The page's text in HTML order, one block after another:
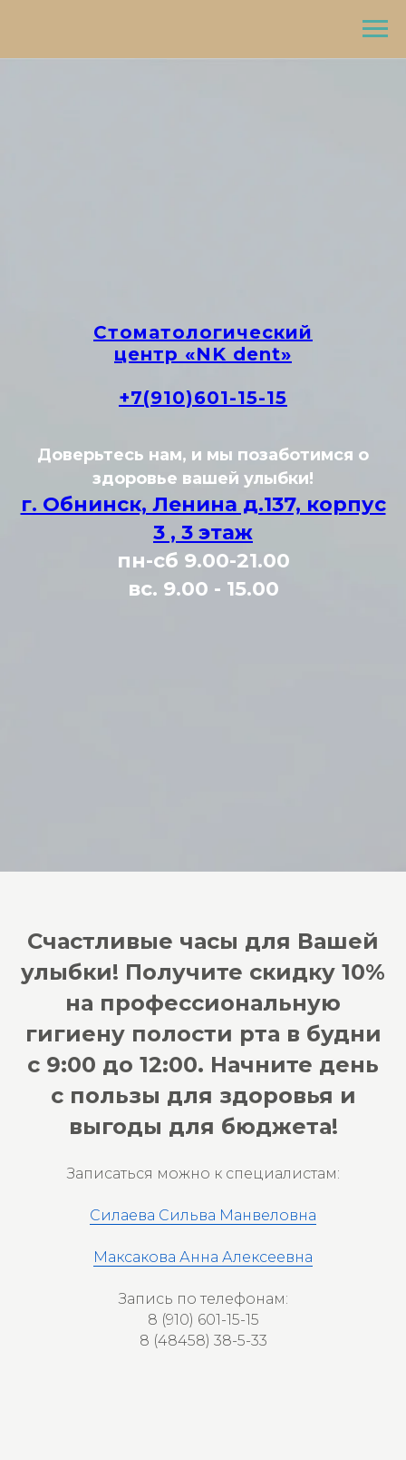
Стоматологический
центр «NK dent»
+7(910)601-15-15
Доверьтесь нам, и мы позаботимся о
здоровье вашей улыбки!
г. Обнинск, Ленина д.137, корпус
3 , 3 этаж
пн-сб 9.00-21.00
вс. 9.00 - 15.00
Счастливые часы для Вашей
улыбки! Получите скидку 10%
на профессиональную
гигиену полости рта в будни
с 9:00 до 12:00. Начните день
с пользы для здоровья и
выгоды для бюджета!
Записаться можно к специалистам:
Силаева Сильва Манвеловна
Максакова Анна Алексеевна
Запись по телефонам:
8 (910) 601-15-15
8 (48458) 38-5-33